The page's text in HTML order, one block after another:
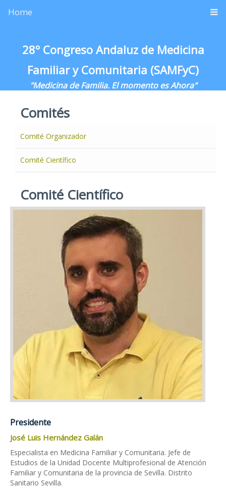
Home
28º Congreso Andaluz de Medicina
Familiar y Comunitaria (SAMFyC)
"Medicina de Familia. El momento es Ahora"
Comités
Comité Organizador
Comité Científico
Comité Científico
Presidente
José Luis Hernández Galán
Especialista en Medicina Familiar y Comunitaria. Jefe de
Estudios de la Unidad Docente Multiprofesional de Atención
Familiar y Comunitaria de la provincia de Sevilla. Distrito
Sanitario Sevilla.